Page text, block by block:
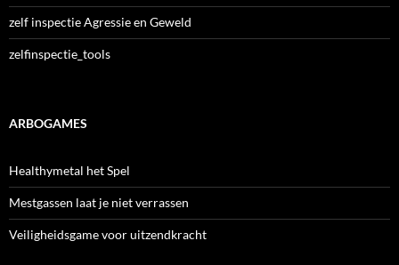
zelf inspectie Agressie en Geweld
zelfinspectie_tools
ARBOGAMES
Healthymetal het Spel
Mestgassen laat je niet verrassen
Veiligheidsgame voor uitzendkracht